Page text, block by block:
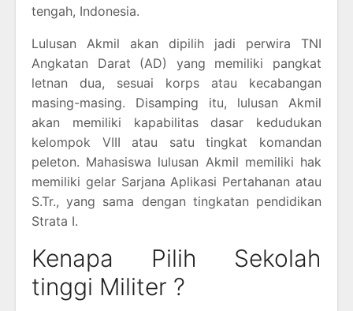
tengah, Indonesia.
Lulusan Akmil akan dipilih jadi perwira TNI
Angkatan Darat (AD) yang memiliki pangkat
letnan dua, sesuai korps atau kecabangan
masing-masing. Disamping itu, lulusan Akmil
akan memiliki kapabilitas dasar kedudukan
kelompok VIII atau satu tingkat komandan
peleton. Mahasiswa lulusan Akmil memiliki hak
memiliki gelar Sarjana Aplikasi Pertahanan atau
S.Tr., yang sama dengan tingkatan pendidikan
Strata I.
Kenapa Pilih Sekolah
tinggi Militer ?